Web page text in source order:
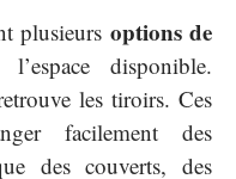
plusieurs options de
disponible.
les tiroirs. Ces
facilement des
des couverts, des